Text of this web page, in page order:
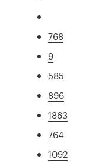
768
9
585
896
1863
764
1092